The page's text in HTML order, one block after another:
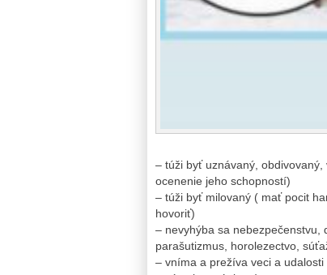
– túži byť uznávaný,
ocenenie jeho schopností)
– túži byť milovaný ( mať pocit
hovoriť)
– nevyhýba sa nebezpečenstvu,
parašutizmus, horolezectvo,
– vníma a prežíva veci a